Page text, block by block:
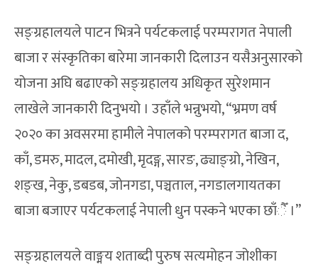
सङ्ग्रहालयले पाटन भित्रने पर्यटकलाई परम्परागत नेपाली
बाजा र संस्कृतिका बारेमा जानकारी दिलाउन यसैअनुसारको
योजना अघि बढाएको सङ्ग्रहालय अधिकृत सुरेशमान
लाखेले जानकारी दिनुभयो । उहाँले भन्नुभयो, “भ्रमण वर्ष
२०२० का अवसरमा हामीले नेपालको परम्परागत बाजा द,
काँ, डमरु, मादल, दमोखी, मृदङ्ग, सारङ, ढ्याङ्ग्रो, नेखिन,
शङ्ख, नेकु, डबडब, जोनगडा, पञ्चताल, नगडालगायतका
बाजा बजाएर पर्यटकलाई नेपाली धुन पस्कने भएका छाँैँ ।”
सङ्ग्रहालयले वाङ्मय शताब्दी पुरुष सत्यमोहन जोशीका